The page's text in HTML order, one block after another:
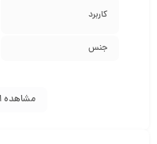
کاربرد
جنس
مشاهده